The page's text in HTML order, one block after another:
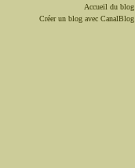
Accueil du blog
Créer un blog avec CanalBlog